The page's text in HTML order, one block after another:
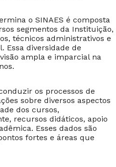
o SINAES é composta
segmentos da Instituição,
técnicos administrativos e
Essa diversidade de
ampla e imparcial na
os processos de
sobre diversos aspectos
dos cursos,
recursos didáticos, apoio
Esses dados são
fortes e áreas que